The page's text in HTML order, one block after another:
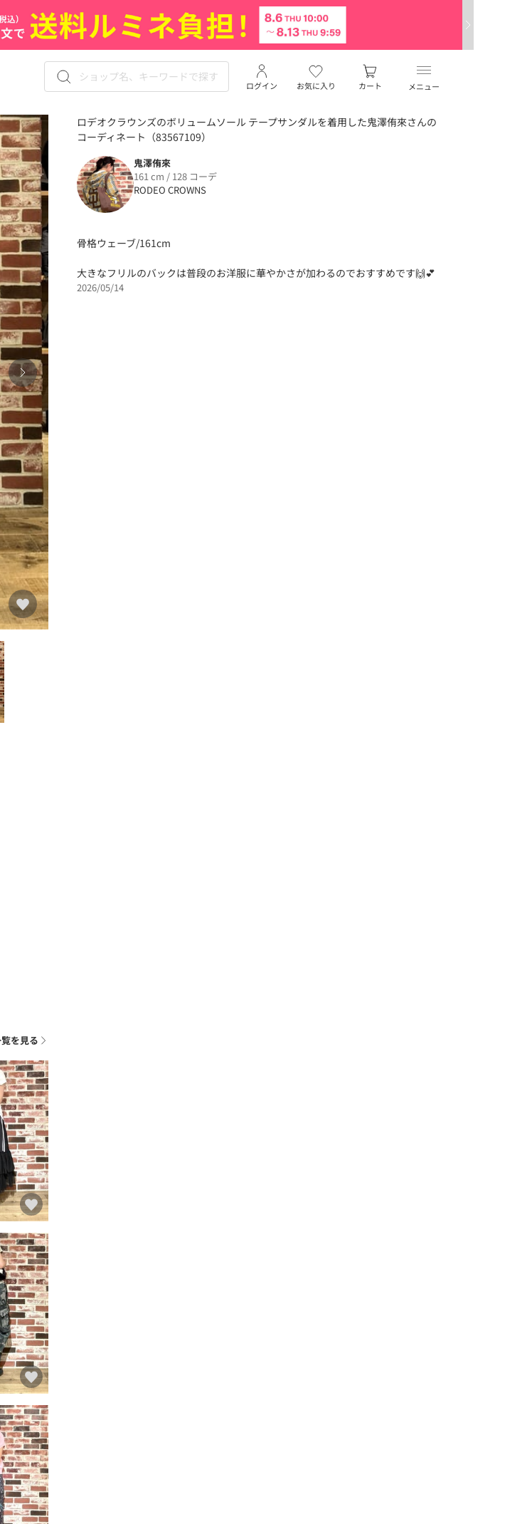
メニュー
お気に入り
ログイン カート
ロデオクラウンズのボリュームソール テープサンダルを着用した鬼澤侑來さんの
コーディネート（83567109）
鬼澤侑來
161 cm / 128 コーデ
RODEO CROWNS
骨格ウェーブ/161cm
大きなフリルのバックは普段のお洋服に華やかさが加わるのでおすすめです🙌💕
2026/05/14
を見る